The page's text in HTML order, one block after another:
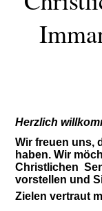
Imma
Herzlich
Wir freuen uns,
haben. Wir
Christlichen
vorstellen und
Zielen vertraut